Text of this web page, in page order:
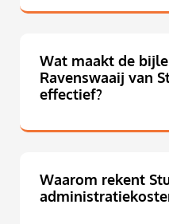
Wat maakt de
Ravenswaaij van
effectief?
Waarom rekent